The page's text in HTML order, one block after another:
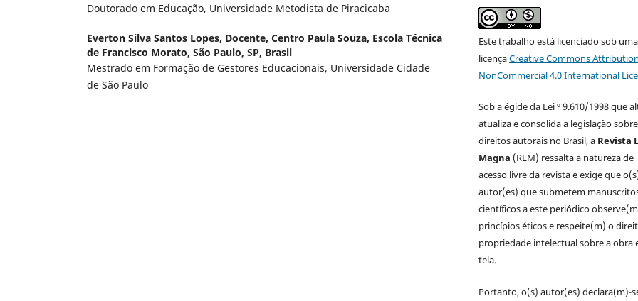
Doutorado em Educação, Universidade Metodista de Piracicaba
Everton Silva Santos Lopes, Docente, Centro Paula Souza, Escola Técnica
de Francisco Morato, São Paulo, SP, Brasil
Mestrado em Formação de Gestores Educacionais, Universidade Cidade
de São Paulo
Este trabalho está licenciado sob uma
licençaCreative Commons
NonCommercial 4.0 International
Sob a égide da Lei º 9.610/1998 que
atualiza e consolida a legislação sobre
direitos autorais no Brasil, a Revista
Magna (RLM) ressalta a natureza de
acesso livre da revista e exige que
autor(es) que submetem
científicos a este periódico
princípios éticos e respeite(m) o
propriedade intelectual sobre a obra
tela.
Portanto, o(s) autor(es) declara(m)-